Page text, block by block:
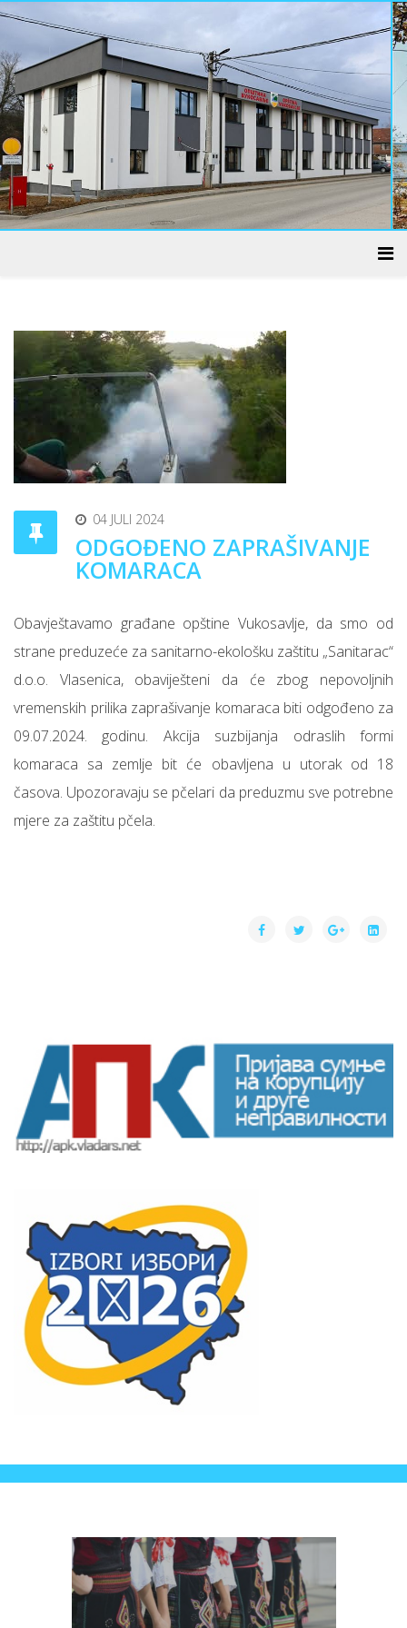
04 JULI 2024
ODGOĐENO ZAPRAŠIVANJE
KOMARACA
Obavještavamo građane opštine Vukosavlje, da smo od
strane preduzeće za sanitarno-ekološku zaštitu „Sanitarac“
d.o.o. Vlasenica, obaviješteni da će zbog nepovoljnih
vremenskih prilika zaprašivanje komaraca biti odgođeno za
09.07.2024. godinu. Akcija suzbijanja odraslih formi
komaraca sa zemlje bit će obavljena u utorak od 18
časova. Upozoravaju se pčelari da preduzmu sve potrebne
mjere za zaštitu pčela.